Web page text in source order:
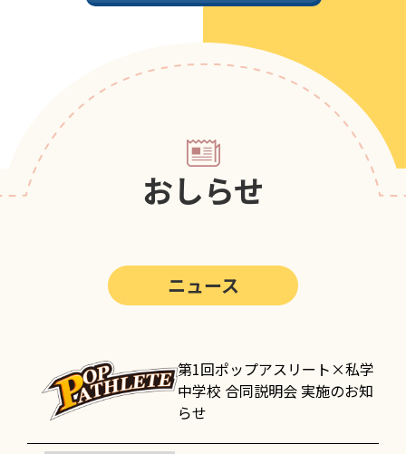
ポップアスリートカップ
おしらせ
ニュース
第1回ポップアスリート×私学
中学校 合同説明会 実施のお知
らせ